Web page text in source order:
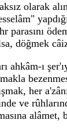
olarak
parasını
döğmek
ahkâm-ı
her
ve